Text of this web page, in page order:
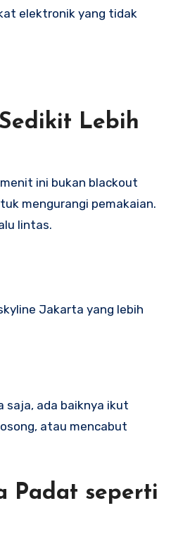
elektronik yang tidak
Lebih
ini bukan blackout
mengurangi pemakaian.
lintas.
Jakarta yang lebih
saja, ada baiknya ikut
atau mencabut
Padat seperti